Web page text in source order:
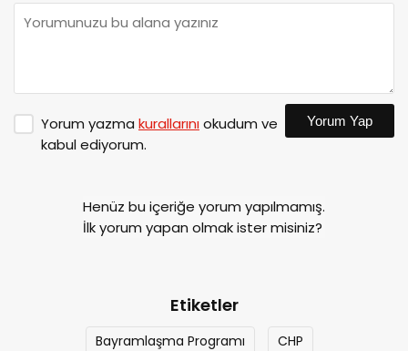
Yorum yazma kurallarınıokudum ve
kabul ediyorum.
Yorum Yap
Henüz bu içeriğe yorum yapılmamış.
İlk yorum yapan olmak ister misiniz?
Etiketler
Bayramlaşma Programı
CHP